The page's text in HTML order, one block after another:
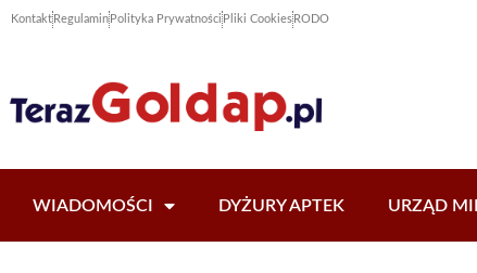
Kontakt Regulamin Polityka Prywatności Pliki Cookies RODO
WIADOMOŚCI DYŻURY APTEK URZĄD